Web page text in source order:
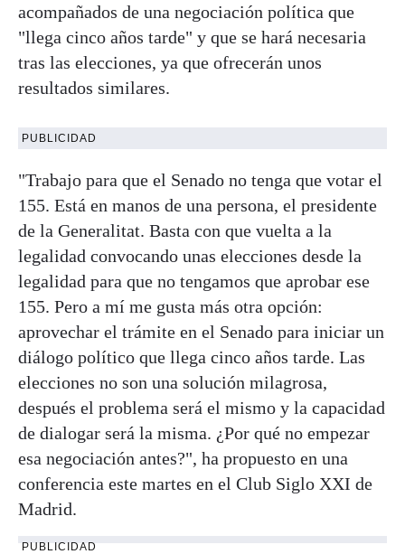
acompañados de una negociación política que
"llega cinco años tarde" y que se hará necesaria
tras las elecciones, ya que ofrecerán unos
resultados similares.
PUBLICIDAD
"Trabajo para que el Senado no tenga que votar el
155. Está en manos de una persona, el presidente
de la Generalitat. Basta con que vuelta a la
legalidad convocando unas elecciones desde la
legalidad para que no tengamos que aprobar ese
155. Pero a mí me gusta más otra opción:
aprovechar el trámite en el Senado para iniciar un
diálogo político que llega cinco años tarde. Las
elecciones no son una solución milagrosa,
después el problema será el mismo y la capacidad
de dialogar será la misma. ¿Por qué no empezar
esa negociación antes?", ha propuesto en una
conferencia este martes en el Club Siglo XXI de
Madrid.
PUBLICIDAD